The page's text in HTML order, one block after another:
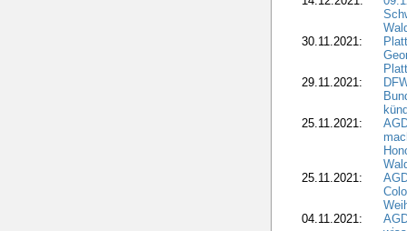
30.11.2021:
29.11.2021:
25.11.2021:
25.11.2021:
04.11.2021: